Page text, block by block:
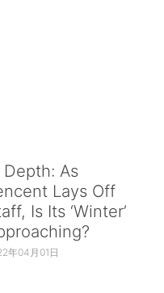
Depth: As
Lays Off
Is Its ‘Winter’
年04月01日